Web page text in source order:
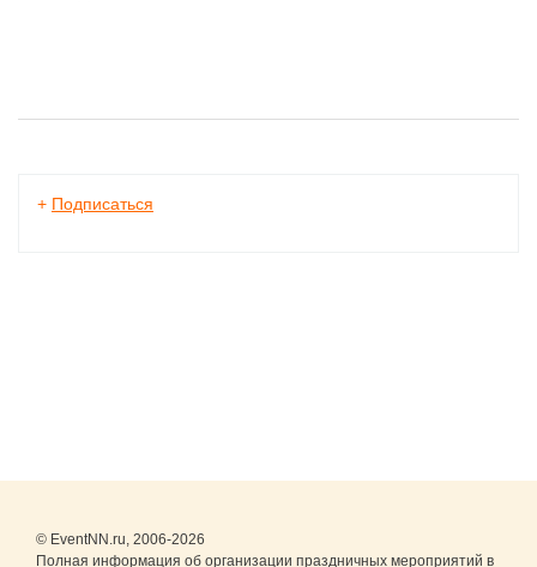
+ Подписаться
© EventNN.ru, 2006-2026
Полная информация об организации праздничных мероприятий в